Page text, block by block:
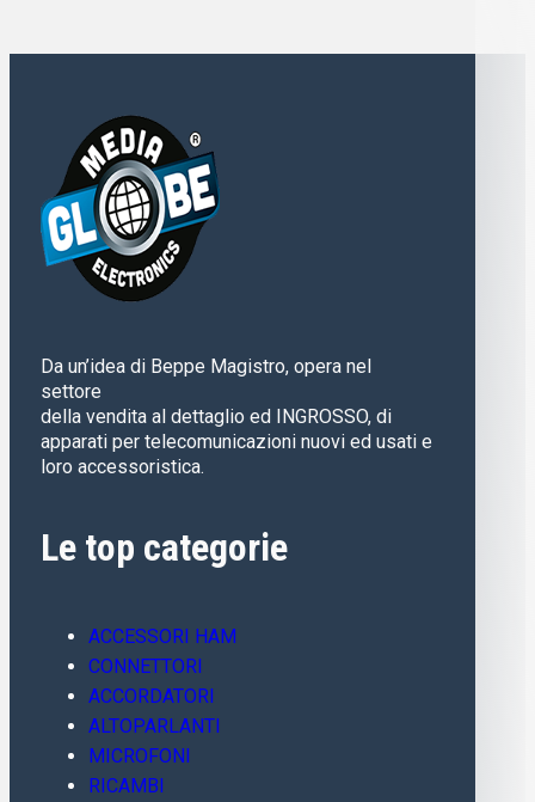
Da un’idea di Beppe Magistro, opera nel
settore
della vendita al dettaglio ed INGROSSO, di
apparati per telecomunicazioni nuovi ed usati e
loro accessoristica.
Le top categorie
ACCESSORI HAM
CONNETTORI
ACCORDATORI
ALTOPARLANTI
MICROFONI
RICAMBI